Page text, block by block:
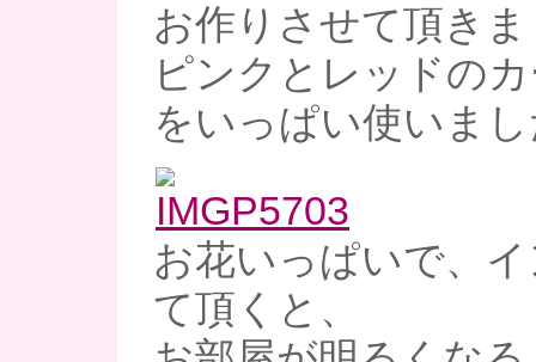
お作りさせて頂き
ピンクとレッドの
をいっぱい使いま
お花いっぱいで、
て頂くと、